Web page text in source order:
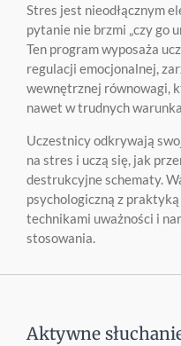
Stres jest nieodłącznym
pytanie nie brzmi „czy go
Ten program wyposaża
regulacji emocjonalnej,
wewnętrznej równowagi,
nawet w trudnych
Uczestnicy odkrywają
na stres i uczą się, jak
destrukcyjne schematy.
psychologiczną z
technikami uważności i
stosowania.
Aktywne